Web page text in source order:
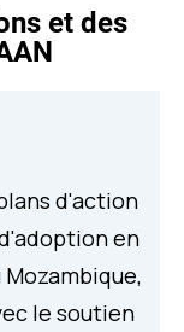
et des
d'action
en
Mozambique,
le soutien